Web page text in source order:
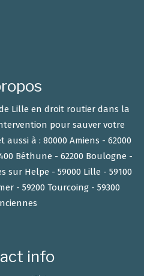
Lille en droit routier dans la
pour sauver votre
à : 80000 Amiens - 62000
Béthune - 62200 Boulogne -
sur Helpe - 59000 Lille - 59100
- 59200 Tourcoing - 59300
info